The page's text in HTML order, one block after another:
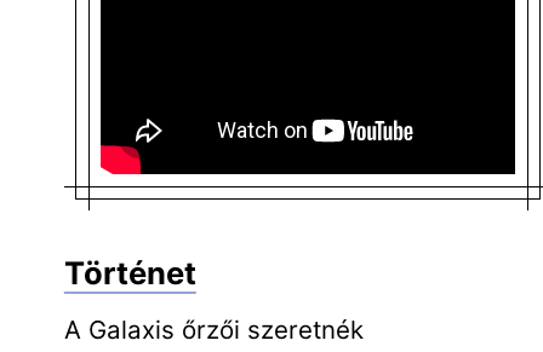
Történet
A Galaxis őrzői szeretnék